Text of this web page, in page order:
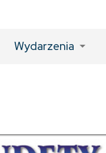
Wydarzenia